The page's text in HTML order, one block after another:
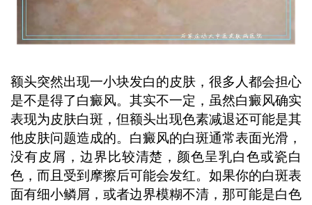
额头突然出现一小块发白的皮肤，很多人都会担心
是不是得了白癜风。其实不一定，虽然白癜风确实
表现为皮肤白斑，但额头出现色素减退还可能是其
他皮肤问题造成的。白癜风的白斑通常表面光滑，
没有皮屑，边界比较清楚，颜色呈乳白色或瓷白
色，而且受到摩擦后可能会发红。如果你的白斑表
面有细小鳞屑，或者边界模糊不清，那可能是白色